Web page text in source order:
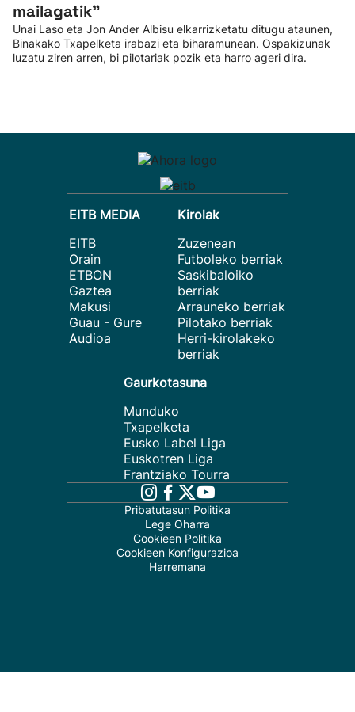
mailagatik”
Unai Laso eta Jon Ander Albisu elkarrizketatu ditugu ataunen,
Binakako Txapelketa irabazi eta biharamunean. Ospakizunak
luzatu ziren arren, bi pilotariak pozik eta harro ageri dira.
EITB MEDIA
EITB
Orain
ETBON
Gaztea
Makusi
Guau - Gure
Audioa
Kirolak
Zuzenean
Futboleko berriak
Saskibaloiko
berriak
Arrauneko berriak
Pilotako berriak
Herri-kirolakeko
berriak
Gaurkotasuna
Munduko
Txapelketa
Eusko Label Liga
Euskotren Liga
Frantziako Tourra
Pribatutasun Politika
Lege Oharra
Cookieen Politika
Cookieen Konfigurazioa
Harremana